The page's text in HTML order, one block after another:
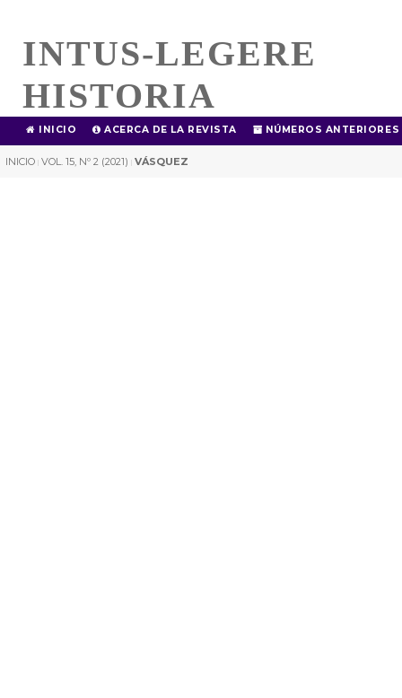
INTUS-LEGERE
HISTORIA
INICIO ACERCA DE LA REVISTA NÚMEROS ANTERIORES
INICIO | VOL. 15, Nº 2 (2021) | VÁSQUEZ